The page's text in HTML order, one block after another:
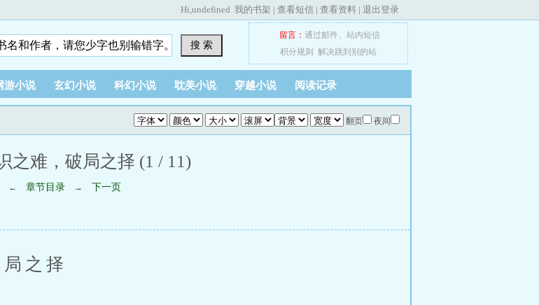
Hi,undefined 我的书架 | 查看短信 | 查看资料 | 退出登录
搜 索
留言： 通过邮件、 站内短信
积分规则
解决跳到别的站
游小说 玄幻小说 科幻小说 耽美小说 穿越小说 阅读记录
翻页 夜间
之难，破局之择 (1 / 11)
← 章节目录 → 下一页
之择